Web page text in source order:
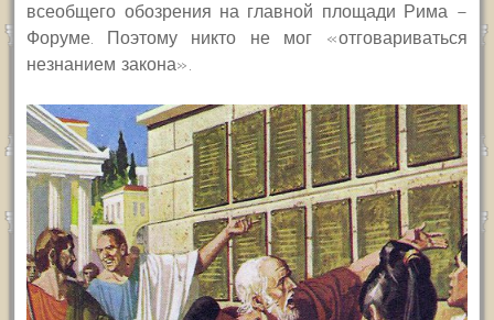
всеобщего обозрения на главной площади Рима –
Форуме. Поэтому никто не мог «отговариваться
незнанием закона».